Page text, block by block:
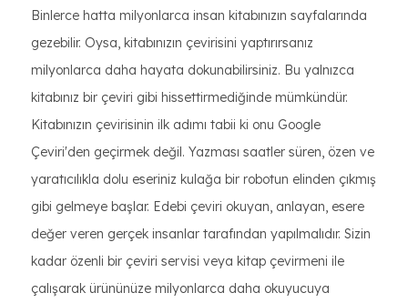
Binlerce hatta milyonlarca insan kitabınızın sayfalarında
gezebilir. Oysa, kitabınızın çevirisini yaptırırsanız
milyonlarca daha hayata dokunabilirsiniz. Bu yalnızca
kitabınız bir çeviri gibi hissettirmediğinde mümkündür.
Kitabınızın çevirisinin ilk adımı tabii ki onu Google
Çeviri'den geçirmek değil. Yazması saatler süren, özen ve
yaratıcılıkla dolu eseriniz kulağa bir robotun elinden çıkmış
gibi gelmeye başlar. Edebi çeviri okuyan, anlayan, esere
değer veren gerçek insanlar tarafından yapılmalıdır. Sizin
kadar özenli bir çeviri servisi veya kitap çevirmeni ile
çalışarak ürününüze milyonlarca daha okuyucuya